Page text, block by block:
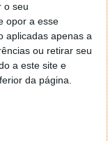
o seu
opor a esse
aplicadas apenas a
ou retirar seu
a este site e
da página.